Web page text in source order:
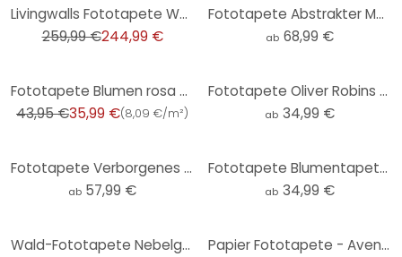
Livingwalls Fototapete Walls by Patel funky birds 3
259,99 €244,99 €
Fototapete Abstrakter Marmor mit Blau und Goldeffekt
ab 68,99 €
Fototapete Blumen rosa beige - Vliestapete Blumen Pflanzen Livingwalls - matt und glatt
43,95 €35,99 €(8,09 €/m²)
Fototapete Oliver Robins - Baumhaus Party - Rund - Selbstklebend/Vlies
ab 34,99 €
Fototapete Verborgenes Licht im Morgennebel | Tapete mit Baum-Motiv - Hobday
ab 57,99 €
Fototapete Blumentapete | Trockenblumen - Eleganz der Vergänglichkeit - Treechild - Rund - Selbstkle
ab 34,99 €
Wald-Fototapete Nebelgrün Grau - Naturtapete Bäume - Erweiterbare Vliestapete
Papier Fototapete - Avengers Unite - 368 x 254 cm